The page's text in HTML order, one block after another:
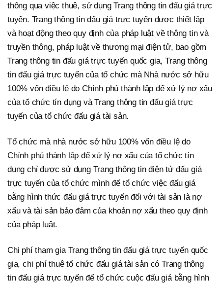
thông qua việc thuê, sử dụng Trang thông tin đấu giá trực
tuyến. Trang thông tin đấu giá trực tuyến được thiết lập
và hoạt động theo quy định của pháp luật về thông tin và
truyền thông, pháp luật về thương mại điện tử, bao gồm
Trang thông tin đấu giá trực tuyến quốc gia, Trang thông
tin đấu giá trực tuyến của tổ chức mà Nhà nước sở hữu
100% vốn điều lệ do Chính phủ thành lập để xử lý nợ xấu
của tổ chức tín dụng và Trang thông tin đấu giá trực
tuyến của tổ chức đấu giá tài sản.
Tổ chức mà nhà nước sở hữu 100% vốn điều lệ do
Chính phủ thành lập để xử lý nợ xấu của tổ chức tín
dụng chỉ được sử dụng Trang thông tin điện tử đấu giá
trực tuyến của tổ chức mình để tổ chức việc đấu giá
bằng hình thức đấu giá trực tuyến đối với tài sản là nợ
xấu và tài sản bảo đảm của khoản nợ xấu theo quy định
của pháp luật.
Chi phí tham gia Trang thông tin đấu giá trực tuyến quốc
gia, chi phí thuê tổ chức đấu giá tài sản có Trang thông
tin đấu giá trực tuyến để tổ chức cuộc đấu giá bằng hình